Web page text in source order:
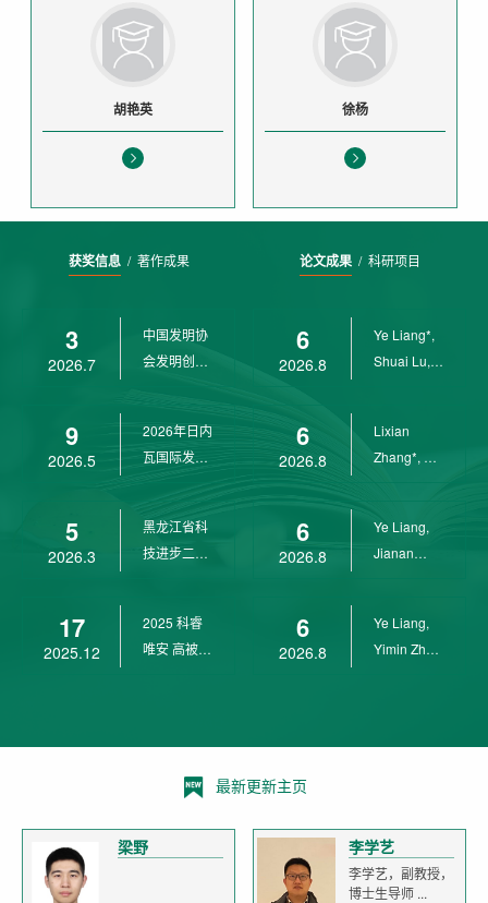
胡艳英 徐杨
获奖信息/ 著作成果
3
2026.7
中国发明协
会发明创业
9
2026.5
2026年日内
瓦国际发明
5
2026.3
黑龙江省科
技进步二等
17
2025.12
2025 科睿
唯安 高被引
论文成果/ 科研项目
6
2026.8
Ye Liang*,
Shuai Lu,
6
2026.8
Lixian
Zhang*, Ye
6
2026.8
Ye Liang,
Jianan
6
2026.8
Ye Liang,
Yimin Zhu,
最新更新主页
梁野 李学艺
李学艺，副教授，
博士生导师 ...